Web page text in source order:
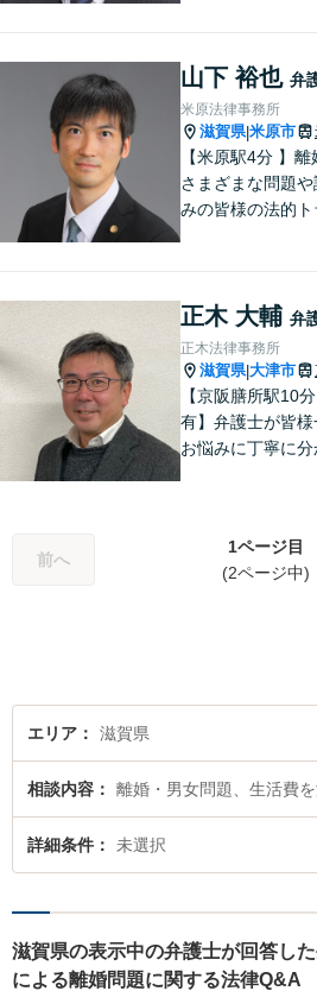
大規模事務所には
め細やかさが魅力
ご相談ください！
山下 裕也 弁
米原法律事務所
滋賀県|米原市
【米原駅4分 】
さまざまな問題
みの皆様の法的ト
正木 大輔 弁
正木法律事務所
滋賀県|大津市
【京阪膳所駅10
有】弁護士が皆
お悩みに丁寧に分
進できることがご
どうぞ当事務所に
前へ
1ページ目
(2ページ中)
エリア 滋賀県
相談内容 離婚・男女問題、生活費
詳細条件 未選択
滋賀県の表示中の弁護士が回答し
による離婚問題に関する法律Q&A